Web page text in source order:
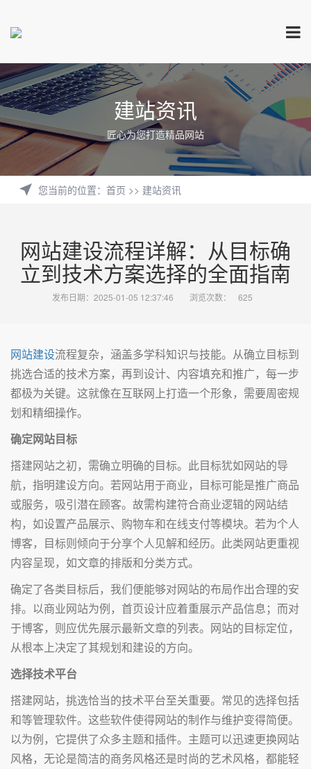
建站资讯
匠心为您打造精品网站
您当前的位置： 首页 >> 建站资讯
网站建设流程详解：从目标确
立到技术方案选择的全面指南
发布日期：2025-01-05 12:37:46 浏览次数： 625
网站建设流程复杂，涵盖多学科知识与技能。从确立目标到
挑选合适的技术方案，再到设计、内容填充和推广，每一步
都极为关键。这就像在互联网上打造一个形象，需要周密规
划和精细操作。
确定网站目标
搭建网站之初，需确立明确的目标。此目标犹如网站的导
航，指明建设方向。若网站用于商业，目标可能是推广商品
或服务，吸引潜在顾客。故需构建符合商业逻辑的网站结
构，如设置产品展示、购物车和在线支付等模块。若为个人
博客，目标则倾向于分享个人见解和经历。此类网站更重视
内容呈现，如文章的排版和分类方式。
确定了各类目标后，我们便能够对网站的布局作出合理的安
排。以商业网站为例，首页设计应着重展示产品信息；而对
于博客，则应优先展示最新文章的列表。网站的目标定位，
从根本上决定了其规划和建设的方向。
选择技术平台
搭建网站，挑选恰当的技术平台至关重要。常见的选择包括
和等管理软件。这些软件使得网站的制作与维护变得简便。
以为例，它提供了众多主题和插件。主题可以迅速更换网站
风格，无论是简洁的商务风格还是时尚的艺术风格，都能轻